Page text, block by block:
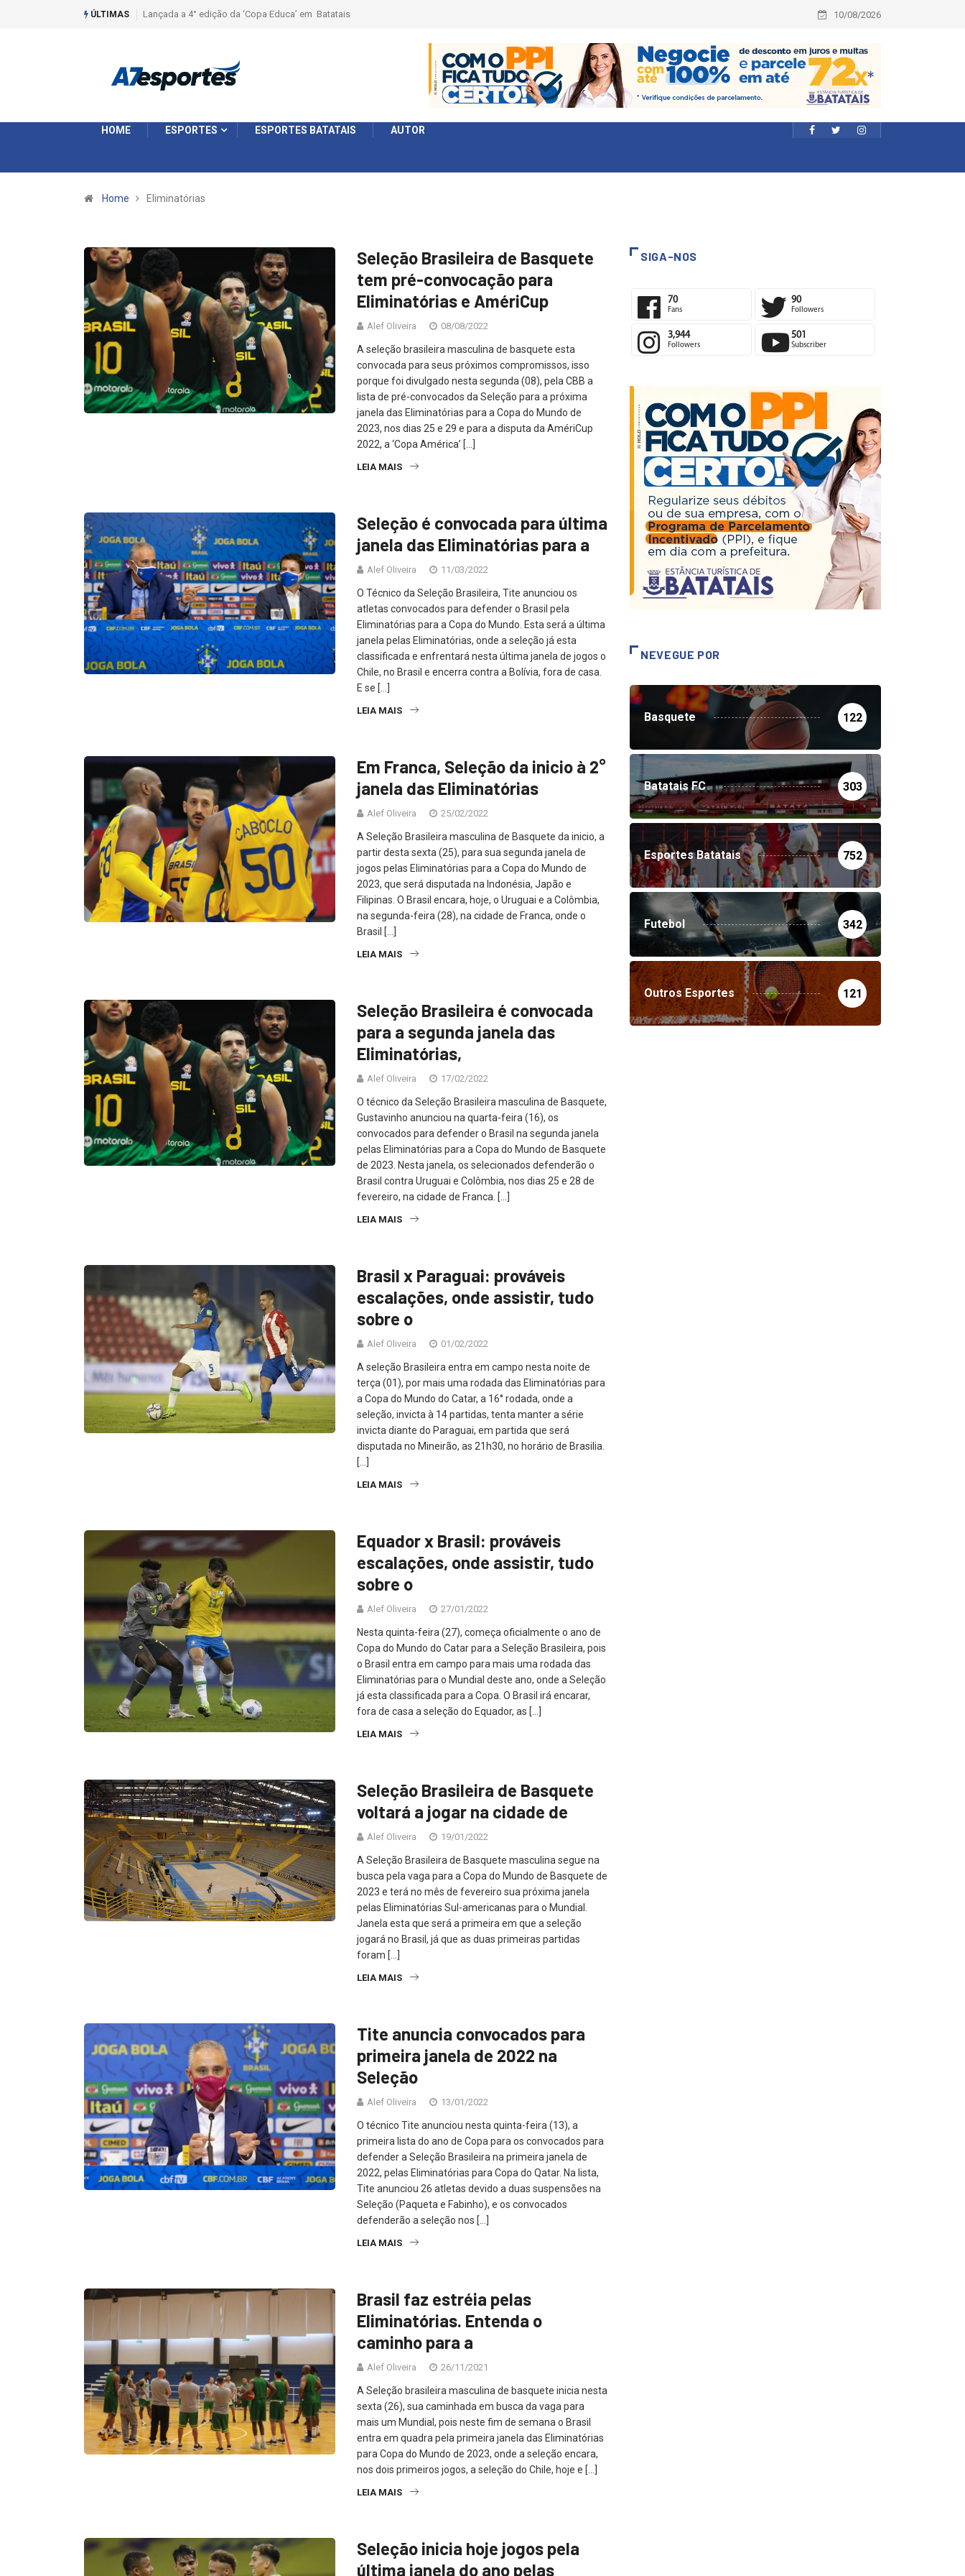
ÚLTIMAS Liga 2026: Equipes rompem com a LABE na Série Ouro e entidade define a 2° fase, times e formato 10/08/2026
HOME ESPORTES ESPORTES BATATAIS AUTOR
Home Eliminatórias
Seleção Brasileira de Basquete
tem pré-convocação para
Eliminatórias e AmériCup
Alef Oliveira 08/08/2022
A seleção brasileira masculina de basquete esta
convocada para seus próximos compromissos, isso
porque foi divulgado nesta segunda (08), pela CBB a
lista de pré-convocados da Seleção para a próxima
janela das Eliminatórias para a Copa do Mundo de
2023, nos dias 25 e 29 e para a disputa da AmériCup
2022, a ‘Copa América’ […]
LEIA MAIS
Seleção é convocada para última
janela das Eliminatórias para a
Alef Oliveira 11/03/2022
O Técnico da Seleção Brasileira, Tite anunciou os
atletas convocados para defender o Brasil pela
Eliminatórias para a Copa do Mundo. Esta será a última
janela pelas Eliminatórias, onde a seleção já esta
classificada e enfrentará nesta última janela de jogos o
Chile, no Brasil e encerra contra a Bolívia, fora de casa.
E se […]
LEIA MAIS
Em Franca, Seleção da inicio à 2°
janela das Eliminatórias
Alef Oliveira 25/02/2022
A Seleção Brasileira masculina de Basquete da inicio, a
partir desta sexta (25), para sua segunda janela de
jogos pelas Eliminatórias para a Copa do Mundo de
2023, que será disputada na Indonésia, Japão e
Filipinas. O Brasil encara, hoje, o Uruguai e a Colômbia,
na segunda-feira (28), na cidade de Franca, onde o
Brasil […]
LEIA MAIS
Seleção Brasileira é convocada
para a segunda janela das
Eliminatórias,
Alef Oliveira 17/02/2022
O técnico da Seleção Brasileira masculina de Basquete,
Gustavinho anunciou na quarta-feira (16), os
convocados para defender o Brasil na segunda janela
pelas Eliminatórias para a Copa do Mundo de Basquete
de 2023. Nesta janela, os selecionados defenderão o
Brasil contra Uruguai e Colômbia, nos dias 25 e 28 de
fevereiro, na cidade de Franca. […]
LEIA MAIS
Brasil x Paraguai: prováveis
escalações, onde assistir, tudo
sobre o
Alef Oliveira 01/02/2022
A seleção Brasileira entra em campo nesta noite de
terça (01), por mais uma rodada das Eliminatórias para
a Copa do Mundo do Catar, a 16° rodada, onde a
seleção, invicta à 14 partidas, tenta manter a série
invicta diante do Paraguai, em partida que será
disputada no Mineirão, as 21h30, no horário de Brasilia.
[…]
LEIA MAIS
Equador x Brasil: prováveis
escalações, onde assistir, tudo
sobre o
Alef Oliveira 27/01/2022
Nesta quinta-feira (27), começa oficialmente o ano de
Copa do Mundo do Catar para a Seleção Brasileira, pois
o Brasil entra em campo para mais uma rodada das
Eliminatórias para o Mundial deste ano, onde a Seleção
já esta classificada para a Copa. O Brasil irá encarar,
fora de casa a seleção do Equador, as […]
LEIA MAIS
Seleção Brasileira de Basquete
voltará a jogar na cidade de
Alef Oliveira 19/01/2022
A Seleção Brasileira de Basquete masculina segue na
busca pela vaga para a Copa do Mundo de Basquete de
2023 e terá no mês de fevereiro sua próxima janela
pelas Eliminatórias Sul-americanas para o Mundial.
Janela esta que será a primeira em que a seleção
jogará no Brasil, já que as duas primeiras partidas
foram […]
LEIA MAIS
Tite anuncia convocados para
primeira janela de 2022 na
Seleção
Alef Oliveira 13/01/2022
O técnico Tite anunciou nesta quinta-feira (13), a
primeira lista do ano de Copa para os convocados para
defender a Seleção Brasileira na primeira janela de
2022, pelas Eliminatórias para Copa do Qatar. Na lista,
Tite anunciou 26 atletas devido a duas suspensões na
Seleção (Paqueta e Fabinho), e os convocados
defenderão a seleção nos […]
LEIA MAIS
Brasil faz estréia pelas
Eliminatórias. Entenda o
caminho para a
Alef Oliveira 26/11/2021
A Seleção brasileira masculina de basquete inicia nesta
sexta (26), sua caminhada em busca da vaga para
mais um Mundial, pois neste fim de semana o Brasil
entra em quadra pela primeira janela das Eliminatórias
para Copa do Mundo de 2023, onde a seleção encara,
nos dois primeiros jogos, a seleção do Chile, hoje e […]
LEIA MAIS
Seleção inicia hoje jogos pela
última janela do ano pelas
SIGA-NOS
70
Fans
90
Followers
3,944
Followers
501
Subscriber
NEVEGUE POR
Basquete 122
Batatais FC 303
Esportes Batatais 752
Futebol 342
Outros Esportes 121